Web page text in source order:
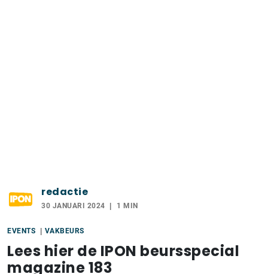
redactie
30 JANUARI 2024 1 MIN
EVENTS VAKBEURS
Lees hier de IPON beursspecial
magazine 183